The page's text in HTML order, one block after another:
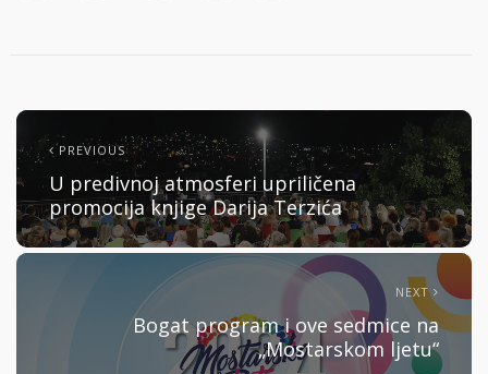
PREVIOUS
U predivnoj atmosferi upriličena
promocija knjige Darija Terzića
NEXT
Bogat program i ove sedmice na
„Mostarskom ljetu“